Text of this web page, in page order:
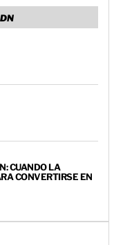
CUANDO LA
CONVERTIRSE EN